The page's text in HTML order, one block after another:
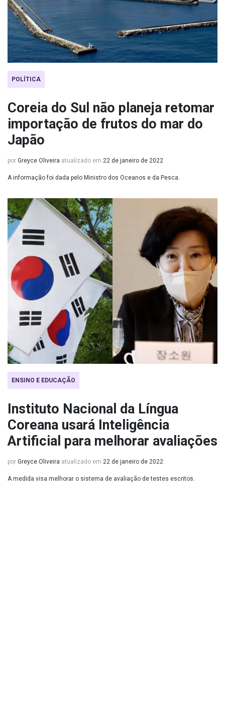
POLÍTICA
Coreia do Sul não planeja retomar
importação de frutos do mar do
Japão
por Greyce Oliveira atualizado em 22 de janeiro de 2022
A informação foi dada pelo Ministro dos Oceanos e da Pesca.
ENSINO E EDUCAÇÃO
Instituto Nacional da Língua
Coreana usará Inteligência
Artificial para melhorar avaliações
por Greyce Oliveira atualizado em 22 de janeiro de 2022
A medida visa melhorar o sistema de avaliação de testes escritos.